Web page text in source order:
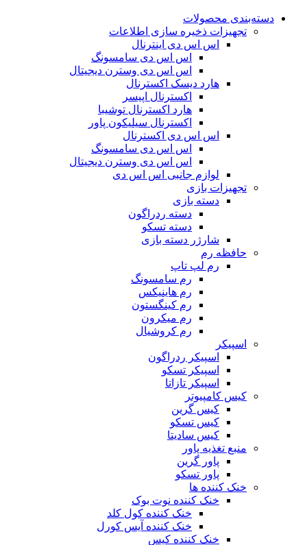
دسته‌بندی محصولات
تجهیزات ذخیره سازی اطلاعات
اس اس دی اینترنال
اس اس دی سامسونگ
اس اس دی وسترن دیجیتال
هارد دیسک اکسترنال
اکسترنال اپیسر
هارد اکسترنال توشیبا
اکسترنال سیلیکون پاور
اس اس دی اکسترنال
اس اس دی سامسونگ
اس اس دی وسترن دیجیتال
لوازم جانبی اس اس دی
تجهیزات بازی
دسته بازی
دسته ردراگون
دسته تسکو
شارژر دسته بازی
حافظه رم
رم لپ تاپ
رم سامسونگ
رم هاینیکس
رم کینگستون
رم میکرون
رم کروشیال
اسپیکر
اسپیکر ردراگون
اسپیکر تسکو
اسپیکر تازاتا
کیس کامپیوتر
کیس گرین
کیس تسکو
کیس سادیتا
منبع تغذیه‌ پاور
پاور گرین
پاور تسکو
خنک کننده ها
خنک کننده نوت بوک
خنک کننده کول کلد
خنک کننده آیس کورل
خنک کننده کیس